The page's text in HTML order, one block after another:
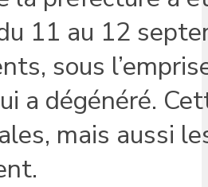
11 au 12
sous
a dégénéré.
mais aussi